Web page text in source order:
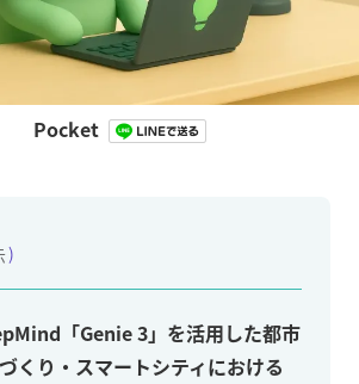
Pocket
「Genie 3」を活用した都市
くり・スマートシティにおける